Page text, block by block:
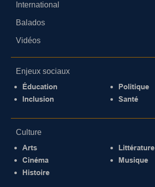
International
Balados
Vidéos
Enjeux sociaux
Éducation
Inclusion
Politique
Santé
Culture
Arts
Cinéma
Histoire
Littérature
Musique